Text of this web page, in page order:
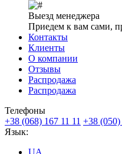
Выезд менеджера
Приедем к вам сами,
Контакты
Клиенты
О компании
Отзывы
Распродажа
Распродажа
Телефоны
+38 (068) 167 11 11 +38 (050)
Язык:
UA